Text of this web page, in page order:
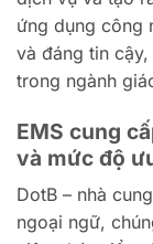
ứng dụng công
và đáng tin
trong ngành
EMS cung
và mức độ
DotB – nhà
ngoại ngữ,